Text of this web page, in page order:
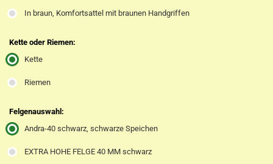
In braun, Komfortsattel mit braunen Handgriffen
Kette oder Riemen:
Kette
Riemen
Felgenauswahl:
Andra-40 schwarz, schwarze Speichen
EXTRA HOHE FELGE 40 MM schwarz